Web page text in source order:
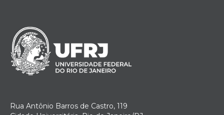
Rua Antônio Barros de Castro, 119